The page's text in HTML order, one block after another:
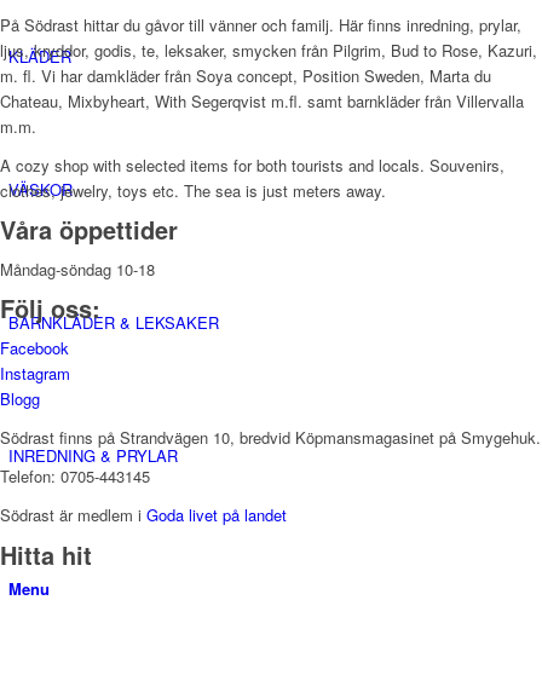
KLÄDER
VÄSKOR
BARNKLÄDER & LEKSAKER
INREDNING & PRYLAR
Menu
På Södrast hittar du gåvor till vänner och familj. Här finns inredning, prylar,
ljus, kryddor, godis, te, leksaker, smycken från Pilgrim, Bud to Rose, Kazuri,
m. fl. Vi har damkläder från Soya concept, Position Sweden, Marta du
Chateau, Mixbyheart, With Segerqvist m.fl. samt barnkläder från Villervalla
m.m.
A cozy shop with selected items for both tourists and locals. Souvenirs,
clothes, jewelry, toys etc. The sea is just meters away.
Våra öppettider
Måndag-söndag 10-18
Följ oss:
Facebook
Instagram
Blogg
Södrast finns på Strandvägen 10, bredvid Köpmansmagasinet på Smygehuk.
Telefon: 0705-443145
Södrast är medlem i Goda livet på landet
Hitta hit